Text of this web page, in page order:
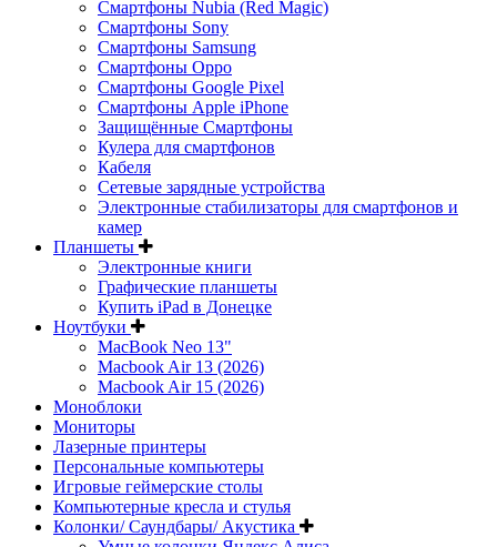
Смартфоны Nubia (Red Magic)
Смартфоны Sony
Смартфоны Samsung
Смартфоны Oppo
Смартфоны Google Pixel
Смартфоны Apple iPhone
Защищённые Смартфоны
Кулера для смартфонов
Кабеля
Сетевые зарядные устройства
Электронные стабилизаторы для смартфонов и
камер
Планшеты
Электронные книги
Графические планшеты
Купить iPad в Донецке
Ноутбуки
MacBook Neo 13"
Macbook Air 13 (2026)
Macbook Air 15 (2026)
Моноблоки
Мониторы
Лазерные принтеры
Персональные компьютеры
Игровые геймерские столы
Компьютерные кресла и стулья
Колонки/ Саундбары/ Акустика